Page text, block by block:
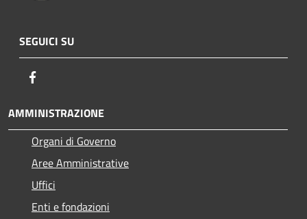
SEGUICI SU
AMMINISTRAZIONE
Organi di Governo
Aree Amministrative
Uffici
Enti e fondazioni